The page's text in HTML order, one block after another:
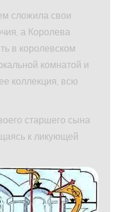
сложила свои
а Королева
в королевском
комнатой и
коллекция, всю
старшего сына
к ликующей